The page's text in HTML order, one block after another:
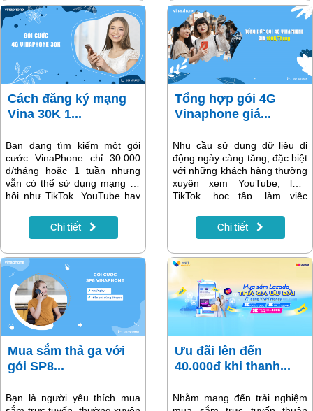
VNPT thiết kế tính năng này
để bạn có thể tự kiểm tra mà
không cần chờ tổng đài hay
nhân viên hỗ trợ. Dưới đây là
hướng dẫn chi tiết từng bước,
bạn chỉ cần làm theo là được
ngay.
hạn. Vậy khi SIM bị thu hồi,
người dùng có thể lấy lại hay
không? Dưới đây là hướng
dẫn chi tiết giúp bạn biết
chính xác tình trạng và cách
xử lý.
Cách đăng ký mạng
Vina 30K 1...
Bạn đang tìm kiếm một gói
cước VinaPhone chỉ 30.000
đ/tháng hoặc 1 tuần nhưng
vẫn có thể sử dụng mạng xã
hội như TikTok, YouTube hay
viết này, chúng mình sẽ tổng
hợp chi tiết cách đăng ký gói
thông tin chi tiết sẽ có trong
bài viết.
Chi tiết
Tổng hợp gói 4G
Vinaphone giá...
Nhu cầu sử dụng dữ liệu di
động ngày càng tăng, đặc biệt
với những khách hàng thường
xuyên xem YouTube, lướt
TikTok, học tập, làm việc
di chuyển. Trong tầm giá
100.000 đồng/tháng,
nhiều gói 4G hấp dẫn với
định và mức chi phí cực kỳ
hợp lý. Bài viết dưới đây sẽ
giúp bạn tổng hợp đầy đủ các
đáng đăng ký nhất.
Chi tiết
Mua sắm thả ga với
gói SP8...
Bạn là người yêu thích mua
Ưu đãi lên đến
40.000đ khi thanh...
Nhằm mang đến trải nghiệm